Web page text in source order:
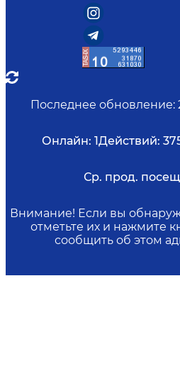
Последнее обновление:
Онлайн: 1Действий:
Ср. прод.
Внимание! Если вы
отметьте их и нажмите
сообщить об этом